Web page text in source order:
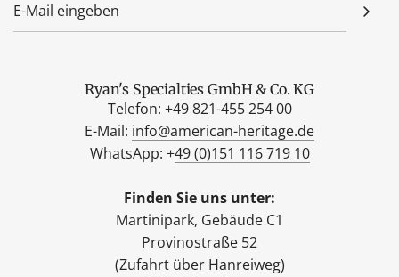
Ryan's Specialties GmbH & Co. KG
Telefon: +49 821-455 254 00
E-Mail: info@american-heritage.de
WhatsApp: +49 (0)151 116 719 10
Finden Sie uns unter:
Martinipark, Gebäude C1
Provinostraße 52
(Zufahrt über Hanreiweg)